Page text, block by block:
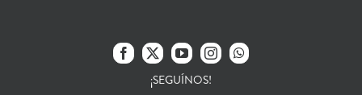
¡SEGUÍNOS!